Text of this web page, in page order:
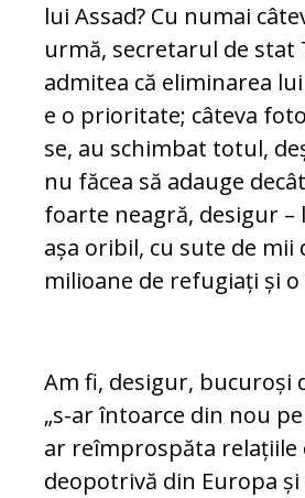
lui Assad? Cu numai
urmă, secretarul de stat
admitea că eliminarea
e o prioritate; câteva
se, au schim­bat totul,
nu făcea să ada­u­ge
foarte neagră, desigur –
așa oribil, cu sute de mii
milioane de refugiați și
Am fi, desigur, bucuroși
„s-ar în­toarce din nou
ar reîmprospăta re­lațiile
deopotrivă din Europa